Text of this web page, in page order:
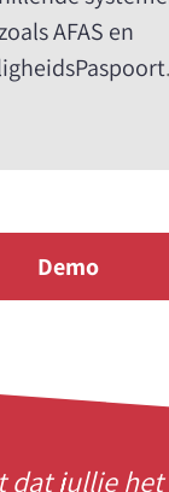
AFAS en
.
Demo
dat jullie het